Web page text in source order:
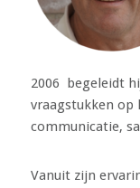
2006 begeleidt
vraagstukken op
communicatie,
Vanuit zijn